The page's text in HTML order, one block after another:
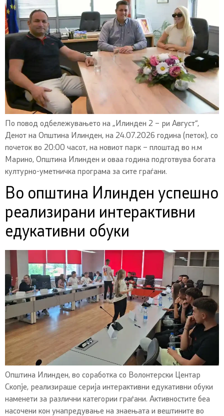
По повод одбележувањето на „Илинден 2 – ри Август“,
Денот на Општина Илинден, на 24.07.2026 година (петок), со
почеток во 20:00 часот, на новиот парк – плоштад во н.м
Марино, Општина Илинден и оваа година подготвува богата
културно-уметничка програма за сите граѓани.
Во општина Илинден успешно
реализирани интерактивни
едукативни обуки
Општина Илинден, во соработка со Волонтерски Центар
Скопје, реализираше серија интерактивни едукативни обуки
наменети за различни категории граѓани. Активностите беа
насочени кон унапредување на знаењата и вештините во